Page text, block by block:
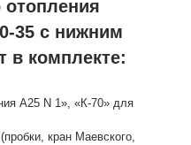
отопления
35 с нижним
в комплекте:
А25 N 1», «К-70» для
кран Маевского,